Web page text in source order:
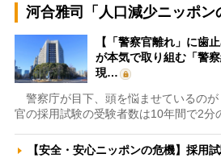
河合雅司「人口減少ニッポン
【「警察官離れ」に歯
が本気で取り組む「警
現…
警察庁が目下、頭を悩ませているの
官の採用試験の受験者数は10年間で2分
【安全・安心ニッポンの危機】採用